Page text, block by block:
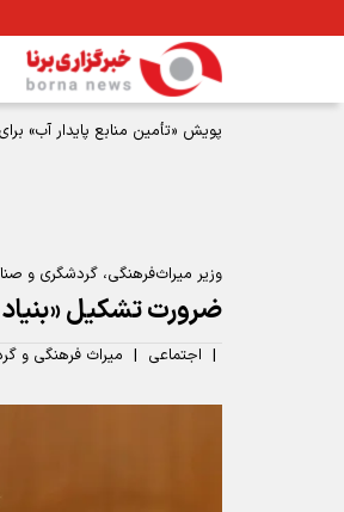
وزیر میراث‌فرهنگی، گردشگری و
ضرورت تشکیل
| اجتماعی | میراث فرهنگی و